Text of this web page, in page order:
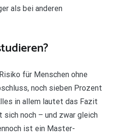
als bei anderen
für Menschen ohne
noch sieben Prozent
in allem lautet das Fazit
sich noch – und zwar gleich
ist ein Master-